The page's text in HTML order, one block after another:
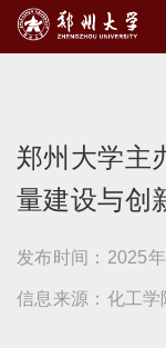
郑州大学主
量建设与创
发布时间：2025
信息来源：化工学